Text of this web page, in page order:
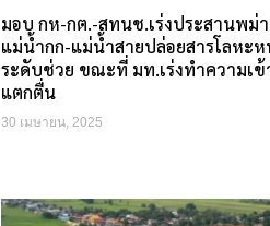
มอบ กห-กต.-สทนช.เร่งประสานพม่
แม่น้ำกก-แม่น้ำสายปล่อยสารโลหะ
ระดับช่วย ขณะที่ มท.เร่งทำความเ
แตกตื่น
30 เมษายน, 2025